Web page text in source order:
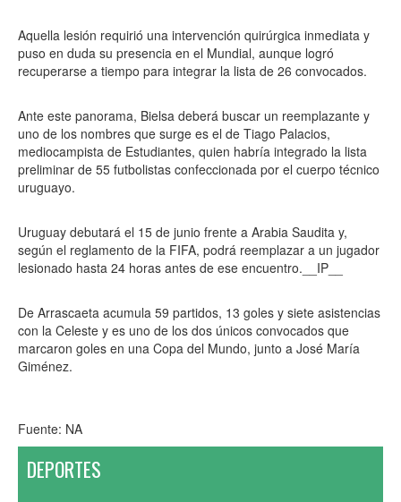
Aquella lesión requirió una intervención quirúrgica inmediata y
puso en duda su presencia en el Mundial, aunque logró
recuperarse a tiempo para integrar la lista de 26 convocados.
Ante este panorama, Bielsa deberá buscar un reemplazante y
uno de los nombres que surge es el de Tiago Palacios,
mediocampista de Estudiantes, quien habría integrado la lista
preliminar de 55 futbolistas confeccionada por el cuerpo técnico
uruguayo.
Uruguay debutará el 15 de junio frente a Arabia Saudita y,
según el reglamento de la FIFA, podrá reemplazar a un jugador
lesionado hasta 24 horas antes de ese encuentro.__IP__
De Arrascaeta acumula 59 partidos, 13 goles y siete asistencias
con la Celeste y es uno de los dos únicos convocados que
marcaron goles en una Copa del Mundo, junto a José María
Giménez.
Fuente: NA
DEPORTES